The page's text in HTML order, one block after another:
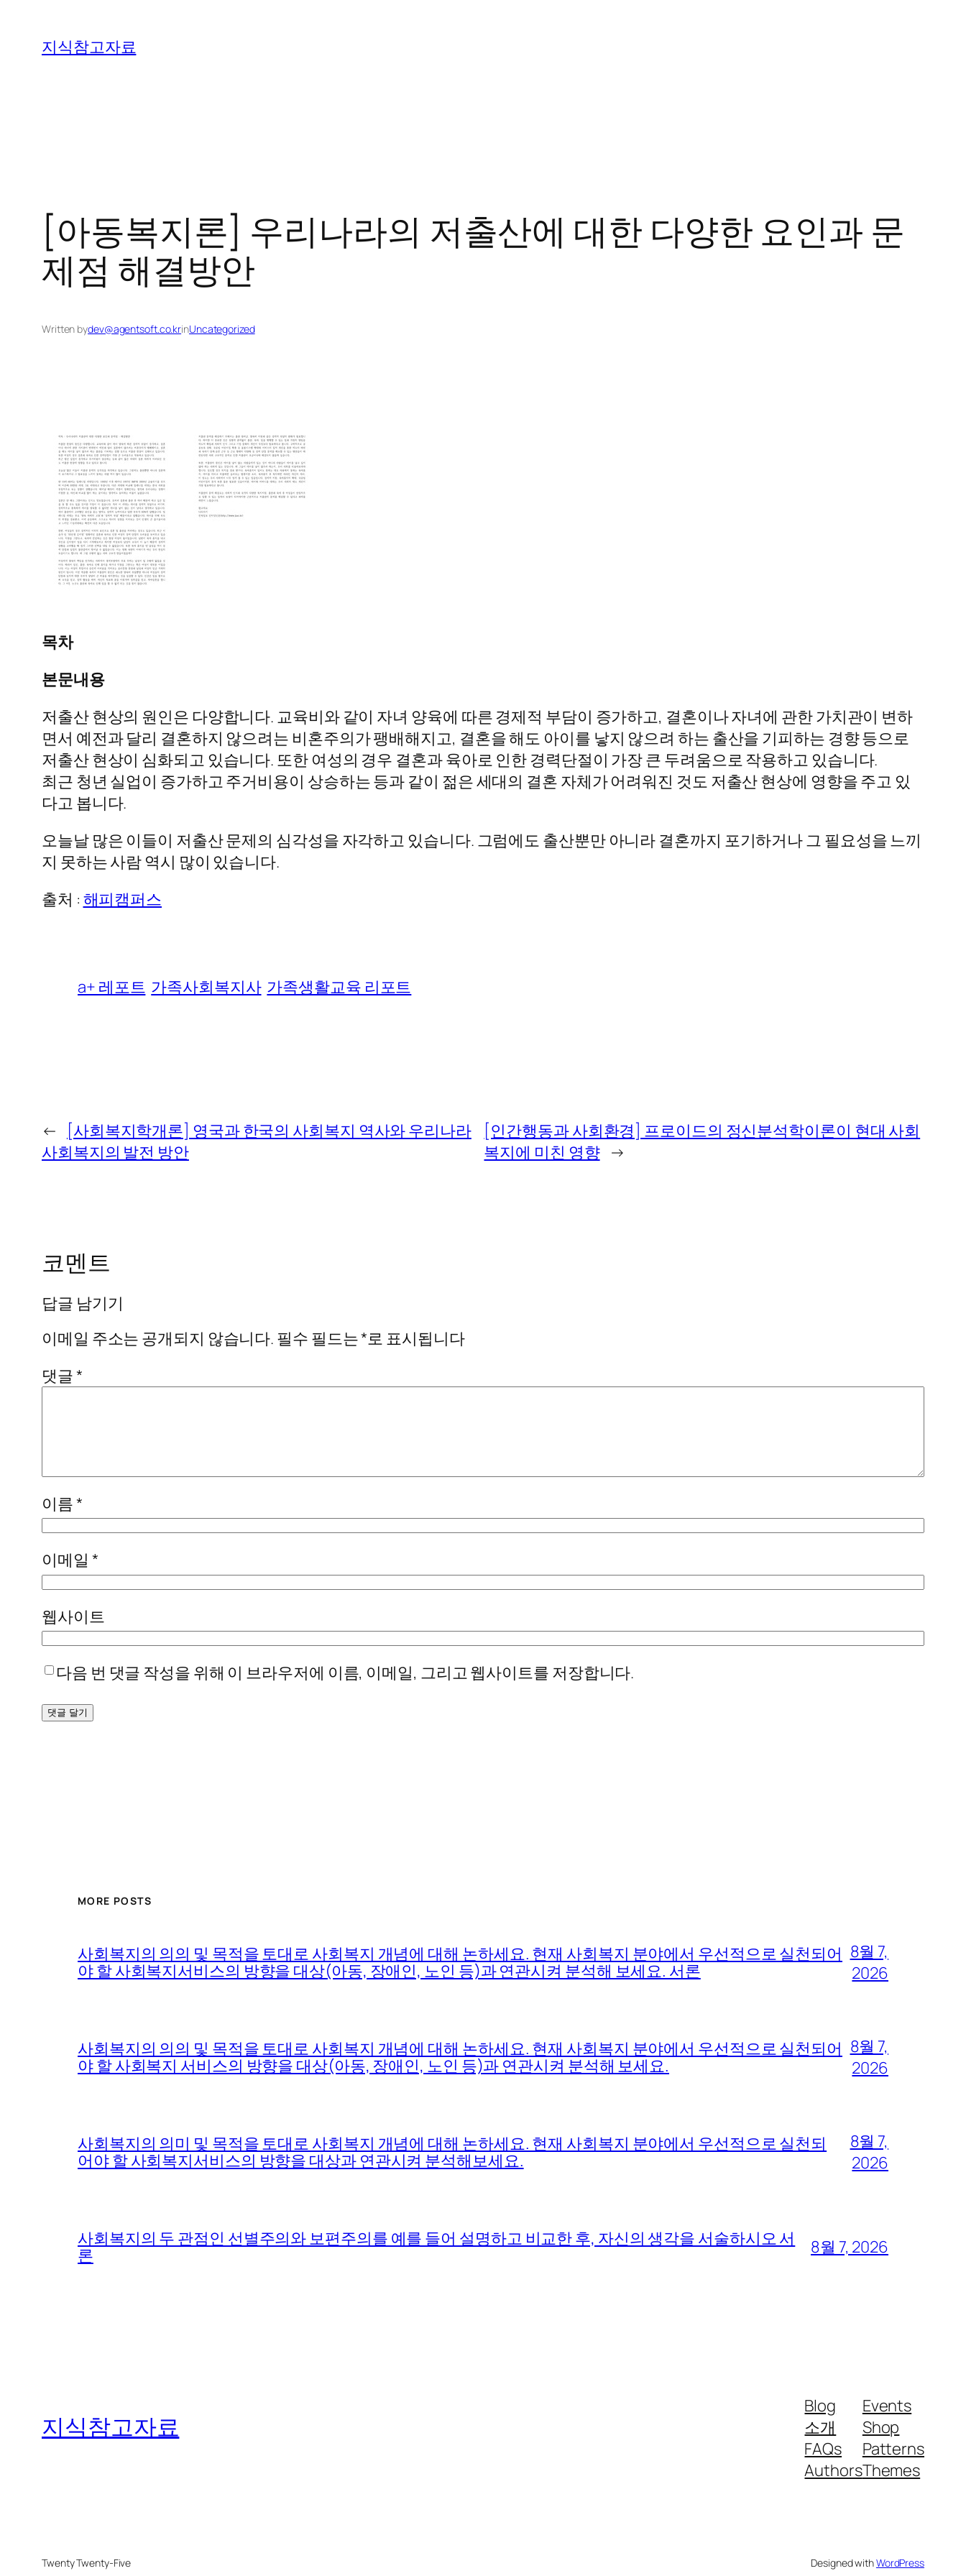
지식참고자료
[아동복지론] 우리나라의 저출산에 대한 다양한 요인과 문
제점 해결방안
Written bydev@agentsoft.co.krinUncategorized
목차
본문내용
저출산 현상의 원인은 다양합니다. 교육비와 같이 자녀 양육에 따른 경제적 부담이 증가하고, 결혼이나 자녀에 관한 가치관이 변하
면서 예전과 달리 결혼하지 않으려는 비혼주의가 팽배해지고, 결혼을 해도 아이를 낳지 않으려 하는 출산을 기피하는 경향 등으로
저출산 현상이 심화되고 있습니다. 또한 여성의 경우 결혼과 육아로 인한 경력단절이 가장 큰 두려움으로 작용하고 있습니다.
최근 청년 실업이 증가하고 주거비용이 상승하는 등과 같이 젊은 세대의 결혼 자체가 어려워진 것도 저출산 현상에 영향을 주고 있
다고 봅니다.
오늘날 많은 이들이 저출산 문제의 심각성을 자각하고 있습니다. 그럼에도 출산뿐만 아니라 결혼까지 포기하거나 그 필요성을 느끼
지 못하는 사람 역시 많이 있습니다.
출처 : 해피캠퍼스
a+ 레포트 가족사회복지사 가족생활교육 리포트
←
[사회복지학개론] 영국과 한국의 사회복지 역사와 우리나라
사회복지의 발전 방안
[인간행동과 사회환경] 프로이드의 정신분석학이론이 현대 사회
복지에 미친 영향 →
코멘트
답글 남기기
이메일 주소는 공개되지 않습니다. 필수 필드는*로 표시됩니다
댓글*
이름*
이메일 *
웹사이트
다음 번 댓글 작성을 위해 이 브라우저에 이름, 이메일, 그리고 웹사이트를 저장합니다.
MORE POSTS
사회복지의 의의 및 목적을 토대로 사회복지 개념에 대해 논하세요. 현재 사회복지 분야에서 우선적으로 실천되어
야 할 사회복지서비스의 방향을 대상(아동, 장애인, 노인 등)과 연관시켜 분석해 보세요. 서론
8월 7,
2026
사회복지의 의의 및 목적을 토대로 사회복지 개념에 대해 논하세요. 현재 사회복지 분야에서 우선적으로 실천되어
야 할 사회복지 서비스의 방향을 대상(아동, 장애인, 노인 등)과 연관시켜 분석해 보세요.
8월 7,
2026
사회복지의 의미 및 목적을 토대로 사회복지 개념에 대해 논하세요. 현재 사회복지 분야에서 우선적으로 실천되
어야 할 사회복지서비스의 방향을 대상과 연관시켜 분석해보세요.
8월 7,
2026
사회복지의 두 관점인 선별주의와 보편주의를 예를 들어 설명하고 비교한 후, 자신의 생각을 서술하시오 서
론
8월 7, 2026
지식참고자료
Blog
소개
FAQs
Authors
Events
Shop
Patterns
Themes
Twenty Twenty-Five Designed withWordPress